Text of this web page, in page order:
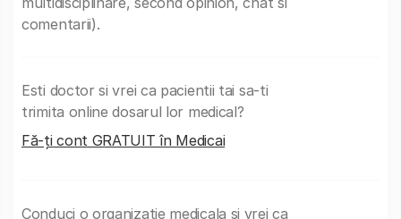
comentarii).
Esti doctor si vrei ca pacientii tai sa-ti
trimita online dosarul lor medical?
Fă-ți cont GRATUIT în Medicai
Conduci o organizatie medicala si vrei ca